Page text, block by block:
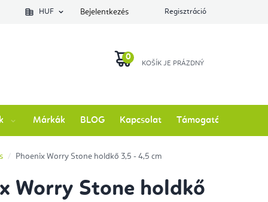
állapotátHUF Bejelentkezés Regisztráció
Márkák BLOG Kapcsolat Támogatás
Phoenix Worry Stone holdkő 3,5 - 4,5 cm
Worry Stone holdkő